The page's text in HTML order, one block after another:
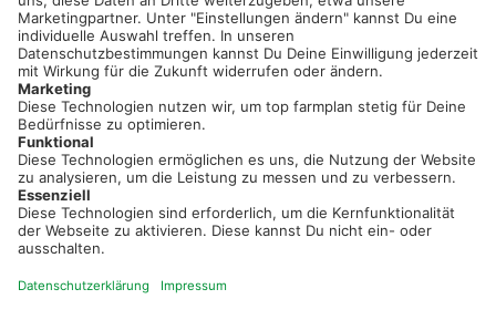
Neue Features, spannende Tipps und hilfreiche Anleitungen!
Registriere dich kostenlos!
einfach und bequem!